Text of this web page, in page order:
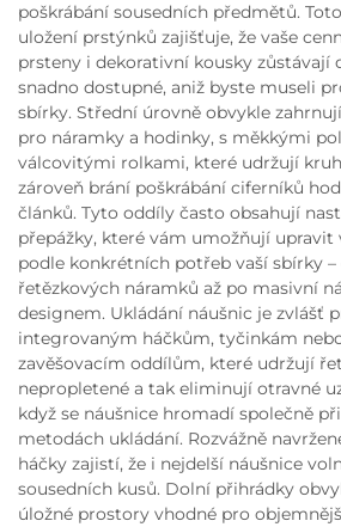
poškrábání sousedních předmětů.
uložení prstýnků zajišťuje, že vaše
prsteny i dekorativní kousky zůstávají
snadno dostupné, aniž byste museli
sbírky. Střední úrovně obvykle
pro náramky a hodinky, s měkkými
válcovitými rolkami, které udržují
zároveň brání poškrábání ciferníků
článků. Tyto oddíly často obsahují
přepážky, které vám umožňují upravit
podle konkrétních potřeb vaší sbírky
řetězkových náramků až po masivní
designem. Ukládání náušnic je zvlášť
integrovaným háčkům, tyčinkám
zavěšovacím oddílům, které udržují
nepropletené a tak eliminují otravné
když se náušnice hromadí společně
metodách ukládání. Rozvážně
háčky zajistí, že i nejdelší náušnice
sousedních kusů. Dolní přihrádky
úložné prostory vhodné pro